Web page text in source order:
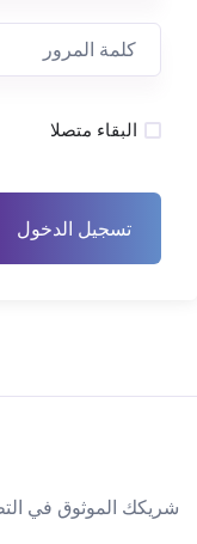
البقاء متصلا
تسجيل الدخول
شريكك الموثوق في